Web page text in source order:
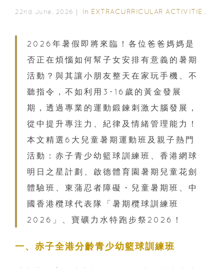
22nd June, 2026｜ In EXTRACURRICULAR ACTIVITIES
2026年暑假即將來臨！各位爸爸媽媽是
否正在煩惱如何幫子女安排有意義的暑期
活動？與其讓小朋友整天在家玩手機、不
聽指令，不如利用3-16歲的黃金發展
期，透過專業的運動鍛鍊刺激大腦發展，
從中提升專注力、紀律及情緒管理能力！
本文精選6大兒童暑期運動班及親子熱門
活動：赤子青少幼籃球訓練班、香港網球
明日之星計劃、啟德體育園暑期兒童花劍
體驗班、東蒲忍者障礙・兒童暑期班、中
國香港欖球代表隊「暑期欖球訓練班
2026」、寶礦力水特跑步祭2026！
一、赤子全港分齡青少幼籃球訓練班